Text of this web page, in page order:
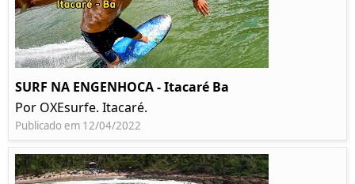
SURF NA ENGENHOCA - Itacaré Ba
Por OXEsurfe. Itacaré.
Publicado em 12/04/2022